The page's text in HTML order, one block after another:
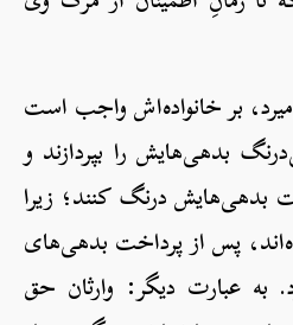
بر خانواده‌اش واجب است
بدهی‌هایش را بپردازند و
بدهی‌هایش درنگ کنند؛ زیرا
پس از پرداخت بدهی‌های
به عبارت دیگر: وارثان حق